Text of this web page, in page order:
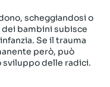
scheggiandosi o
bambini subisce
Se il trauma
però, può
sviluppo delle radici.